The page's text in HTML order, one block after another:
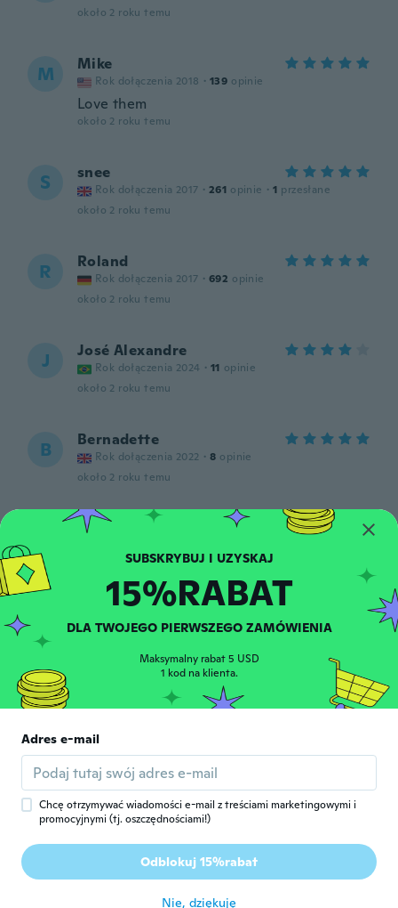
około 2 roku temu
M Mike
Rok dołączenia 2018 · 139 opinie
Love them
około 2 roku temu
S snee
Rok dołączenia 2017 · 261 opinie · 1 przesłane
około 2 roku temu
R Roland
Rok dołączenia 2017 · 692 opinie
około 2 roku temu
J José Alexandre
Rok dołączenia 2024 · 11 opinie
około 2 roku temu
B Bernadette
Rok dołączenia 2022 · 8 opinie
około 2 roku temu
Roslyn
very good
około 2 roku temu
P Pit
Rok dołączenia 2019 99 opinie
Massiv zu klein und unbrauchbar da ich die
Socken nicht anziehen kann!
około 2 roku temu
S Serkan
Rok dołączenia 2018 · 90
Milena
Rok dołączenia 2018 · 53 opinie
15%RABAT
DLA TWOJEGO PIERWSZEGO ZAMÓWIENIA
Maksymalny rabat 5 USD
1 kod na klienta.
Adres e-mail
Chcę otrzymywać wiadomości e-mail z treściami marketingowymi i
promocyjnymi (tj. oszczędnościami!)
Odblokuj 15%rabat
Nie, dziękuję